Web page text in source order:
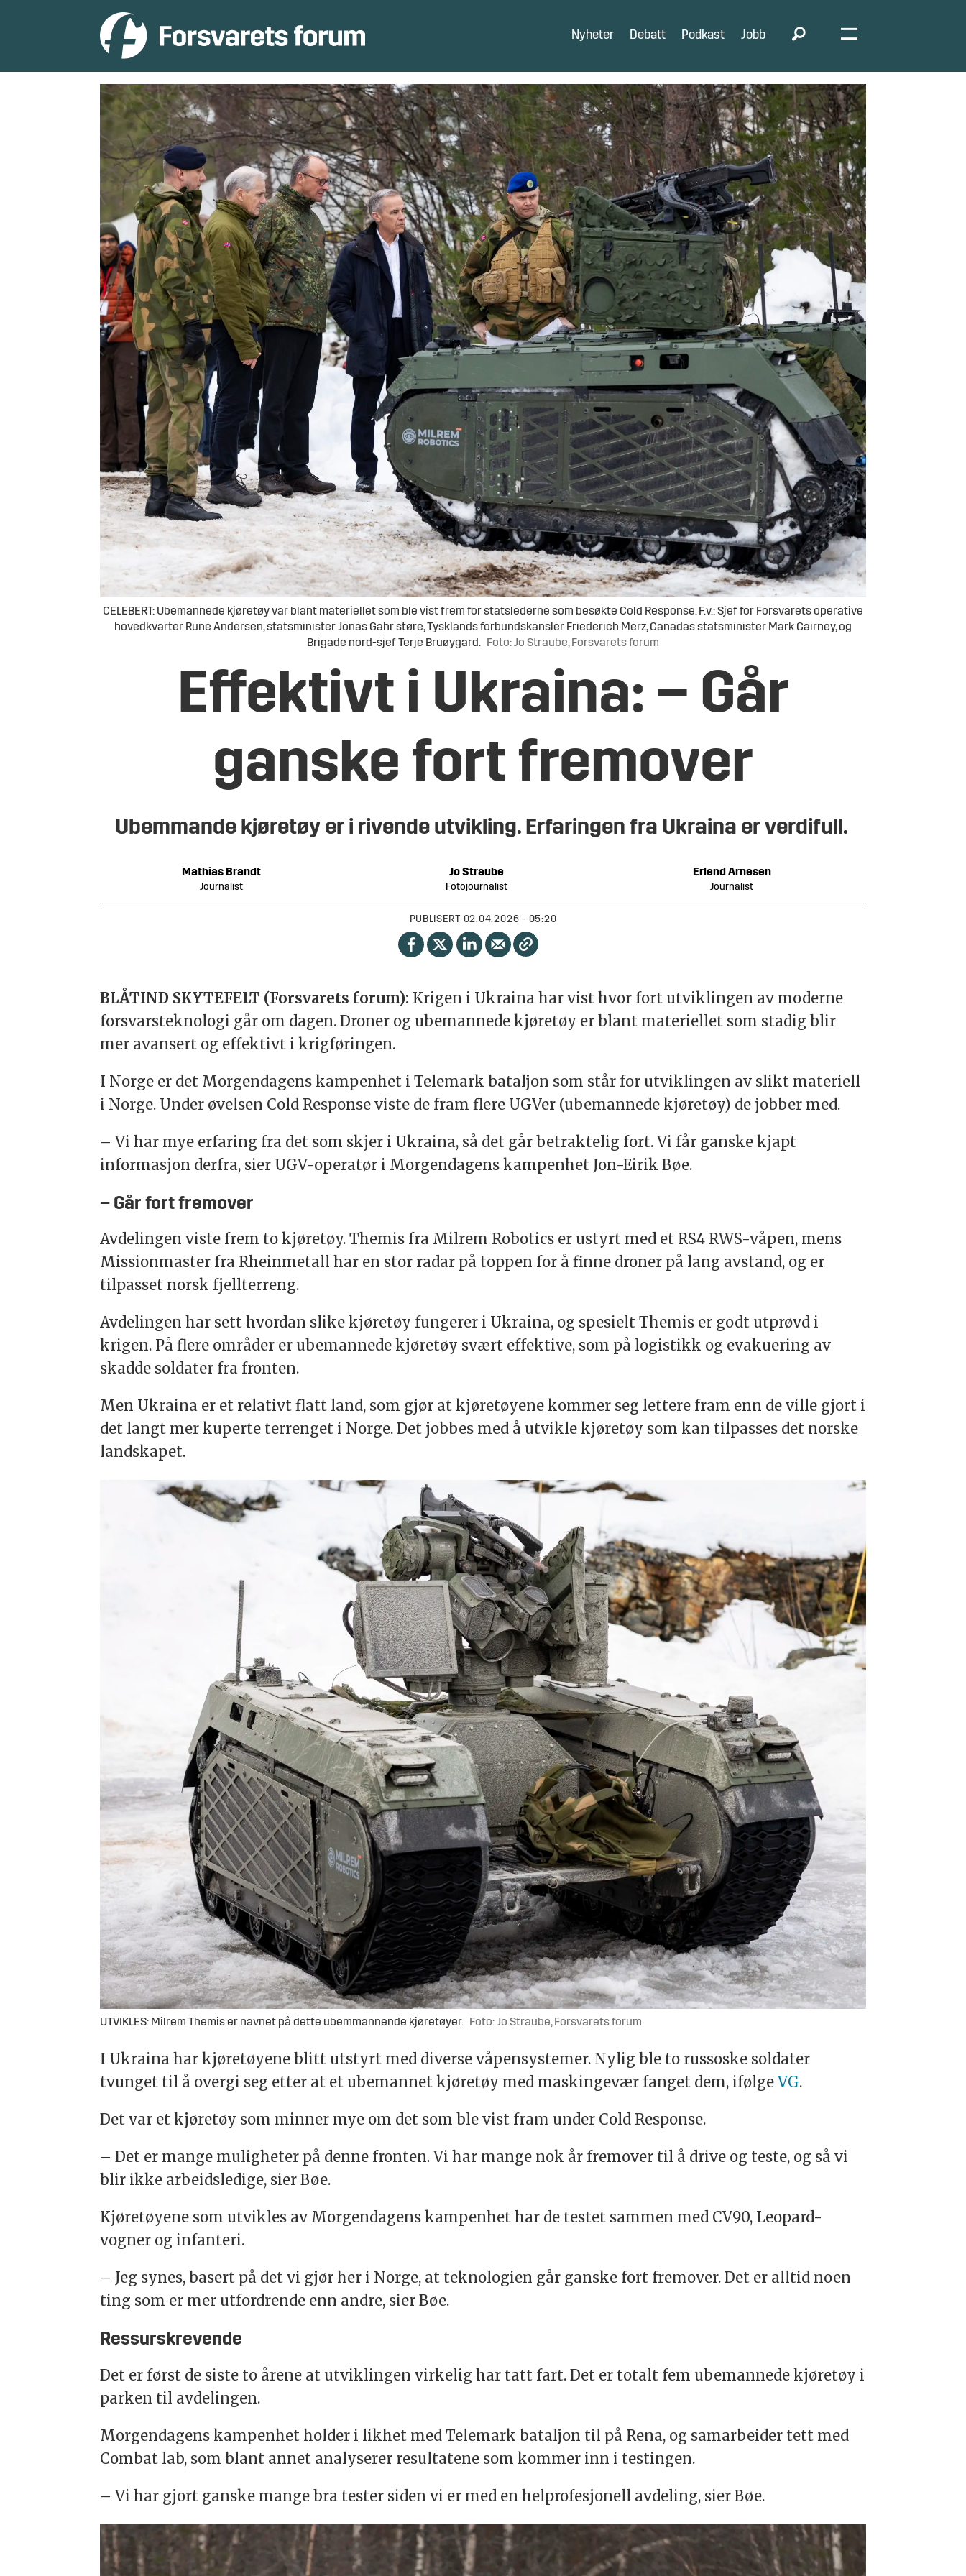
Nyheter Debatt Podkast Jobb
CELEBERT: Ubemannede kjøretøy var blant materiellet som ble vist frem for statslederne som besøkte Cold Response. F.v.: Sjef for Forsvarets operative
hovedkvarter Rune Andersen, statsminister Jonas Gahr støre, Tysklands forbundskansler Friederich Merz, Canadas statsminister Mark Cairney, og
Brigade nord-sjef Terje Bruøygard.
Foto: Jo Straube, Forsvarets forum
Effektivt i Ukraina: – Går
ganske fort fremover
Ubemmande kjøretøy er i rivende utvikling. Erfaringen fra Ukraina er verdifull.
Mathias Brandt
Journalist
JoStraube
Fotojournalist
Erlend Arnesen
Journalist
PUBLISERT 02.04.2026 - 05:20
BLÅTIND SKYTEFELT (Forsvarets forum): Krigen i Ukraina har vist hvor fort utviklingen av moderne
forsvarsteknologi går om dagen. Droner og ubemannede kjøretøy er blant materiellet som stadig blir
mer avansert og effektivt i krigføringen.
I Norge er det Morgendagens kampenhet i Telemark bataljon som står for utviklingen av slikt materiell
i Norge. Under øvelsen Cold Response viste de fram flere UGVer (ubemannede kjøretøy) de jobber med.
– Vi har mye erfaring fra det som skjer i Ukraina, så det går betraktelig fort. Vi får ganske kjapt
informasjon derfra, sier UGV-operatør i Morgendagens kampenhet Jon-Eirik Bøe.
– Går fort fremover
Avdelingen viste frem to kjøretøy. Themis fra Milrem Robotics er ustyrt med et RS4 RWS-våpen, mens
Missionmaster fra Rheinmetall har en stor radar på toppen for å finne droner på lang avstand, og er
tilpasset norsk fjellterreng.
Avdelingen har sett hvordan slike kjøretøy fungerer i Ukraina, og spesielt Themis er godt utprøvd i
krigen. På flere områder er ubemannede kjøretøy svært effektive, som på logistikk og evakuering av
skadde soldater fra fronten.
Men Ukraina er et relativt flatt land, som gjør at kjøretøyene kommer seg lettere fram enn de ville gjort i
det langt mer kuperte terrenget i Norge. Det jobbes med å utvikle kjøretøy som kan tilpasses det norske
landskapet.
UTVIKLES: Milrem Themis er navnet på dette ubemmannende kjøretøyer. Foto: Jo Straube, Forsvarets forum
I Ukraina har kjøretøyene blitt utstyrt med diverse våpensystemer. Nylig ble to russoske soldater
tvunget til å overgi seg etter at et ubemannet kjøretøy med maskingevær fanget dem, ifølgeVG.
Det var et kjøretøy som minner mye om det som ble vist fram under Cold Response.
– Det er mange muligheter på denne fronten. Vi har mange nok år fremover til å drive og teste, og så vi
blir ikke arbeidsledige, sier Bøe.
Kjøretøyene som utvikles av Morgendagens kampenhet har de testet sammen med CV90, Leopard-
vogner og infanteri.
– Jeg synes, basert på det vi gjør her i Norge, at teknologien går ganske fort fremover. Det er alltid noen
ting som er mer utfordrende enn andre, sier Bøe.
Ressurskrevende
Det er først de siste to årene at utviklingen virkelig har tatt fart. Det er totalt fem ubemannede kjøretøy i
parken til avdelingen.
Morgendagens kampenhet holder i likhet med Telemark bataljon til på Rena, og samarbeider tett med
Combat lab, som blant annet analyserer resultatene som kommer inn i testingen.
– Vi har gjort ganske mange bra tester siden vi er med en helprofesjonell avdeling, sier Bøe.